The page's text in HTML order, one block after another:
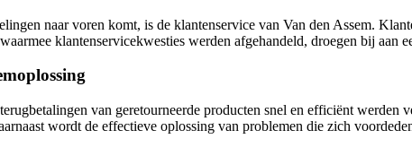
naar voren komt, is de klantenservice van Van den Assem.
klantenservicekwesties werden afgehandeld, droegen bij aan
van geretourneerde producten snel en efficiënt
wordt de effectieve oplossing van problemen die zich